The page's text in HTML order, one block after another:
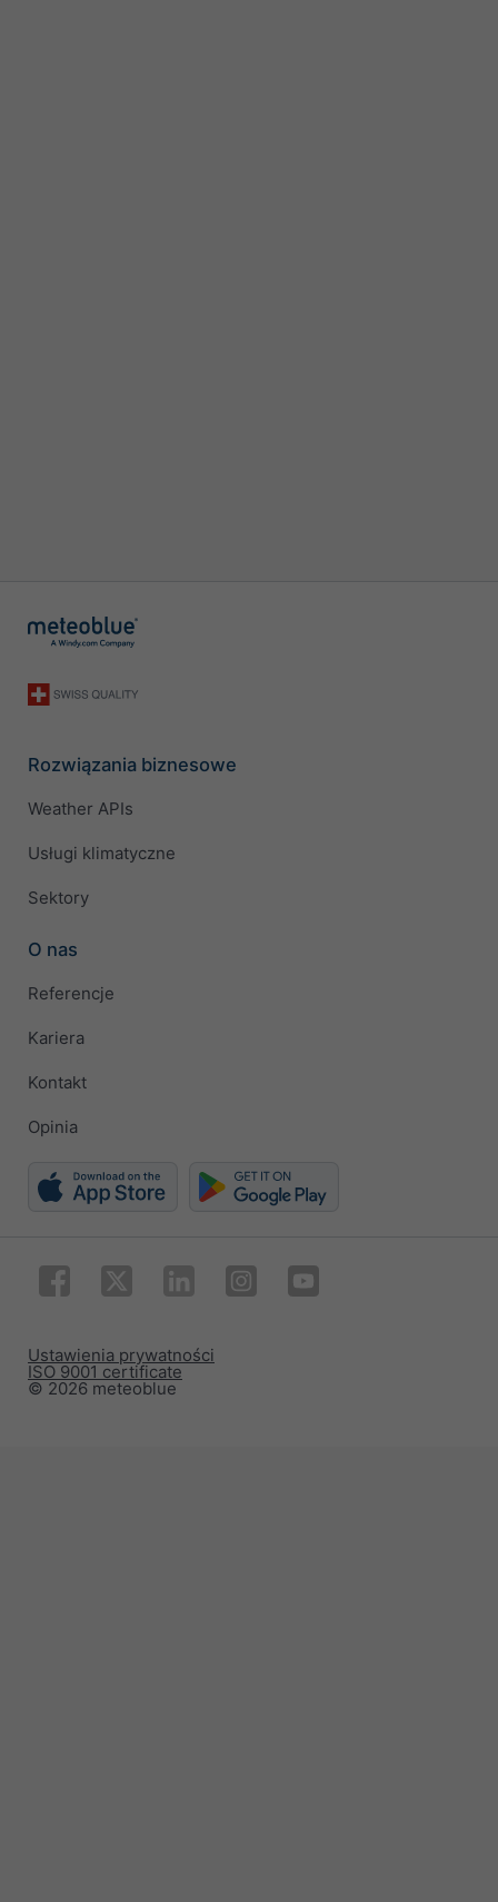
Rozwiązania biznesowe
Weather APIs
Usługi klimatyczne
Sektory
O nas
Referencje
Kariera
Kontakt
Opinia
© 2026 meteoblue
ISO 9001 certificate
Ustawienia prywatności